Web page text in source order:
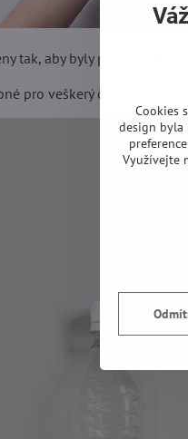
tak, aby byly příjemné,
pro veškerý čalouněný
Cookies
design byla
Využívejte